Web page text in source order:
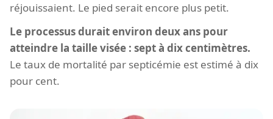
réjouissaient. Le pied serait encore plus petit.
Le processus durait environ deux ans pour
atteindre la taille visée : sept à dix centimètres.
Le taux de mortalité par septicémie est estimé à dix
pour cent.